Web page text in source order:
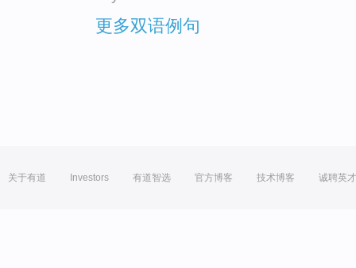
更多双语例句
关于有道 Investors 有道智选 官方博客 技术博客 诚聘英才